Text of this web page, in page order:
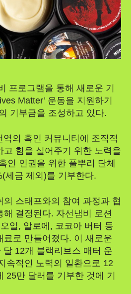
프로그램을 통해 새로운 기
Matter’ 운동을 지원하기
기부금을 조성하고 있다.
의 흑인 커뮤니티에 조직적
고 힘을 실어주기 위한 노력을
인 인권을 위한 풀뿌리 단체
세금 제외)를 기부한다.
의 스태프와의 참여 과정과 협
해 결정된다. 자선냄비 로션
일, 알로에, 코코아 버터 등
료로 만들어졌다. 이 새로운
12개 블랙리브스 매터 운
속적인 노력의 일환으로 12
25만 달러를 기부한 것에 기